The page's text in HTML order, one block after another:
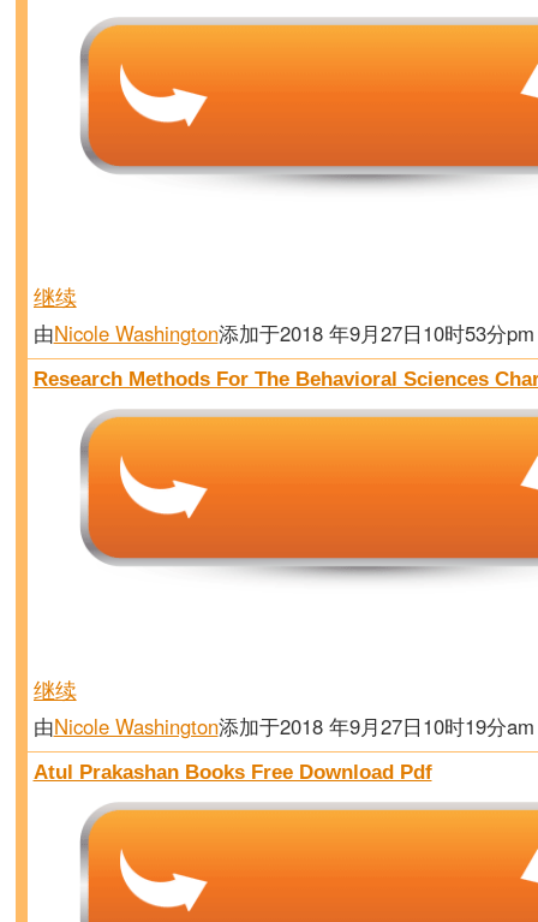
继续
由Nicole Washington添加于2018 年9月27日10时53分
Research Methods For The Behavioral Sciences
继续
由Nicole Washington添加于2018 年9月27日10时19分
Atul Prakashan Books Free Download Pdf